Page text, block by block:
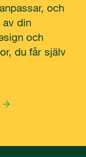
och
av din
och
du får själv